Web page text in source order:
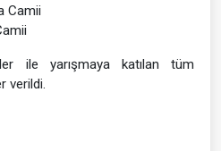
Camii
ile yarışmaya katılan tüm
verildi.